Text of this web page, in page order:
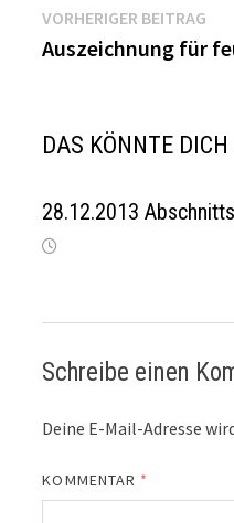
VORHERIGER BEITRAG
Auszeichnung für
DAS KÖNNTE
28.12.2013
Schreibe einen
Deine E-Mail-Adresse
KOMMENTAR *